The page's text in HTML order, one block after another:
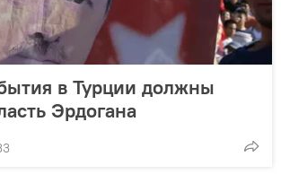
в Турции должны
Эрдогана